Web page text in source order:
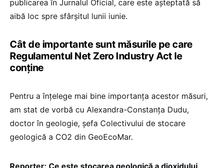
publicarea în Jurnalul Oficial, care este așteptată să
aibă loc spre sfârșitul lunii iunie.
Cât de importante sunt măsurile pe care
Regulamentul Net Zero Industry Act le
conține
Pentru a înțelege mai bine importanța acestor măsuri,
am stat de vorbă cu Alexandra-Constanța Dudu,
doctor în geologie, șefa Colectivului de stocare
geologică a CO2 din GeoEcoMar.